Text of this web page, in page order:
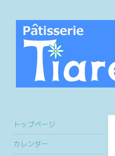
トップページ
カレンダー